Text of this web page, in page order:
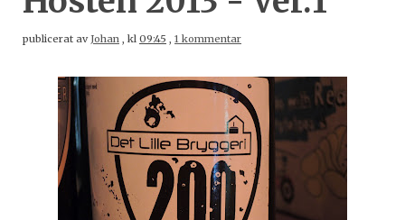
publicerat avJohan , kl 09:45 , 1 kommentar